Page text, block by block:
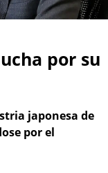
por su
japonesa de
por el